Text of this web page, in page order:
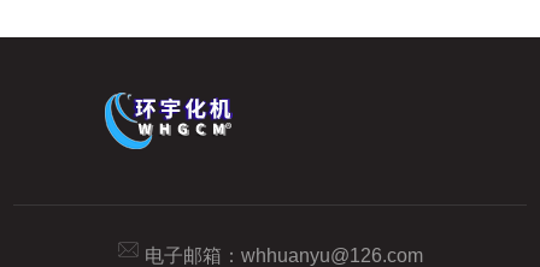
电子邮箱： whhuanyu@126.com